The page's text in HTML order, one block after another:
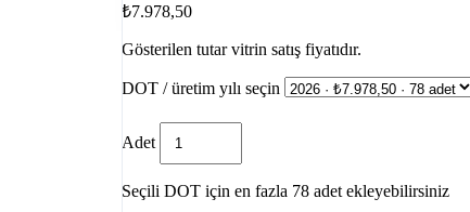
₺7.978,50
Gösterilen tutar vitrin satış fiyatıdır.
DOT / üretim yılı seçin
Adet
Seçili DOT için en fazla 78 adet ekleyebilirsiniz